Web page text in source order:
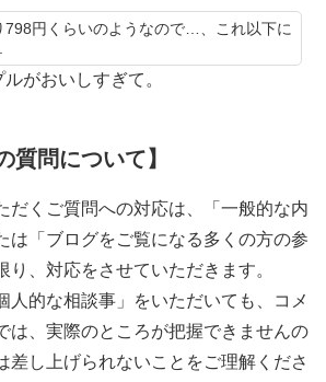
798円くらいのようなので…、これ以下に
がおいしすぎて。
質問について】
だくご質問への対応は、「一般的な内
は「ブログをご覧になる多くの方の参
り、対応をさせていただきます。
人的な相談事」をいただいても、コメ
は、実際のところが把握できませんの
差し上げられないことをご理解くださ